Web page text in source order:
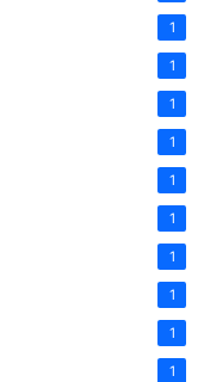
1
1
1
1
1
1
1
1
1
1